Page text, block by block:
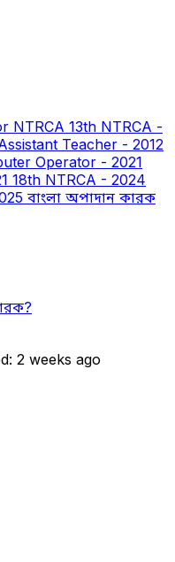
NTRCA 13th NTRCA -
Teacher - 2012
Operator - 2021
18th NTRCA - 2024
বাংলা অপাদান কারক
2 weeks ago